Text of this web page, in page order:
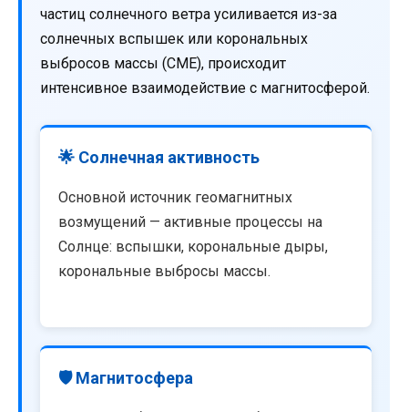
частиц солнечного ветра усиливается из-за
солнечных вспышек или корональных
выбросов массы (CME), происходит
интенсивное взаимодействие с магнитосферой.
🌟 Солнечная активность
Основной источник геомагнитных
возмущений — активные процессы на
Солнце: вспышки, корональные дыры,
корональные выбросы массы.
🛡️ Магнитосфера